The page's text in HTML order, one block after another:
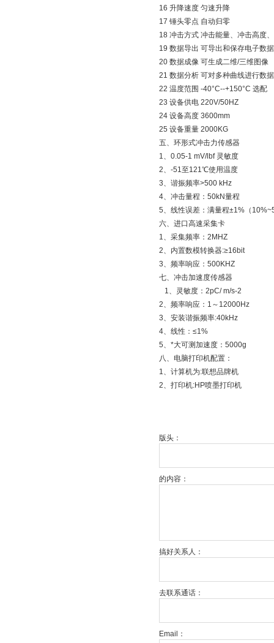
16 升降速度 匀速升降
17 锤头零点 自动归零
18 冲击方式 冲击能量、冲击高度
19 数据导出 可导出和保存电子数据
20 数据成像 可生成二维/三维图像
21 数据分析 可对多种曲线进行数
22 温度范围 -40°C--+150°C 选配
23 设备供电 220V/50HZ
24 设备高度 3600mm
25 设备重量 2000KG
五、环形式冲击力传感器
1、0.05-1 mV/lbf 灵敏度
2、-51至121℃使用温度
3、谐振频率>500 kHz
4、冲击量程：50kN量程
5、线性误差：满量程±1%（
六、进口高速采集卡
1、采集频率：2MHZ
2、内置数模转换器:≥16bit
3、频率响应：500KHZ
七、冲击加速度传感器
1、灵敏度：2pC/
2、频率响应：1～12000Hz
3、安装谐振频率:40kHz
4、线性：≤1%
5、*大可测加速度：5000g
八、电脑打印机配置：
1、计算机为:联想品牌机
2、打印机:HP喷墨打印机
版头：
的内容：
搞好关系人：
去联系通话：
Email：